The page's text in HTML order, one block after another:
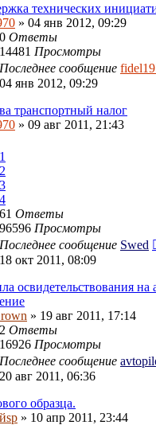
технических
» 04 янв 2012, 09:29
0 Ответы
14481 Просмотры
Последнее сообщение
04 янв 2012, 09:29
транспортный налог
» 09 авг 2011, 21:43
1
2
3
4
61 Ответы
96596 Просмотры
Последнее сообщение Swed
18 окт 2011, 08:09
освидетельствования на
» 19 авг 2011, 17:14
2 Ответы
16926 Просмотры
Последнее сообщение
20 авг 2011, 06:36
образца.
» 10 апр 2011, 23:44